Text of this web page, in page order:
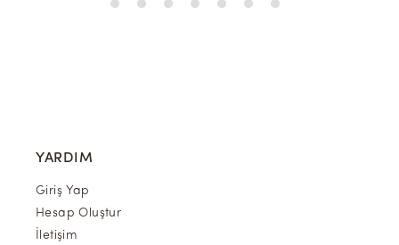
YARDIM
Giriş Yap
Hesap Oluştur
İletişim